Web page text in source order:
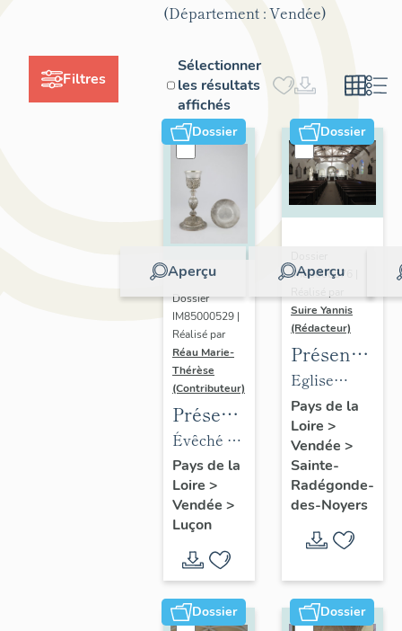
Filtres
(Département : Vendée)
Sélectionner
les résultats
affichés
Dossier
Aperçu
Dossier
IM85000529 |
Réalisé par
Réau Marie-
Thérèse
(Contributeur)
Présentation
du
mobilier
de
l'évêché
de
Luçon
Évêché de
Luçon,
place
Leclerc
Pays de la
Loire >
Vendée >
Luçon
Dossier
Aperçu
IM85000676 |
Suire Yannis
(Rédacteur)
Présentation
des
objets
mobiliers
de
l'église
de
Sainte-
Radégonde-
des-
Noyers
Eglise
paroissiale
Sainte
Radegonde
de Sainte-
Radégonde-
des-Noyers
Pays de la
Loire >
Vendée >
Sainte-
Radégonde-
des-Noyers
Dossier Dossier